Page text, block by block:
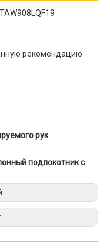
TAW908LQF19
рекомендацию
рук
подлокотник с